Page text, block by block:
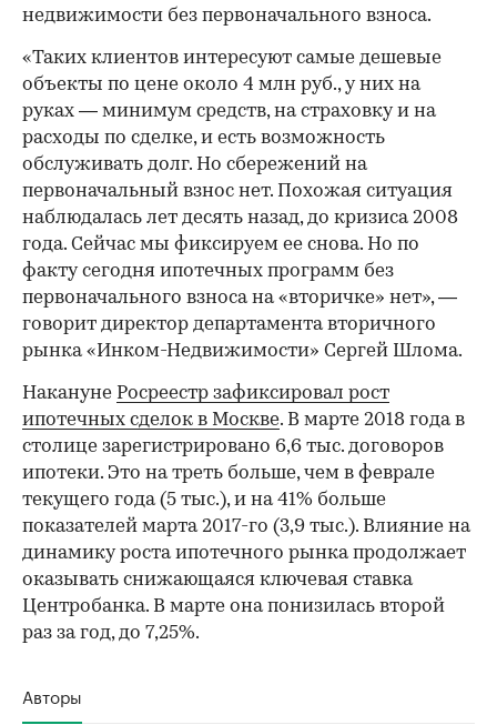
недвижимости без первоначального взноса.
«Таких клиентов интересуют самые дешевые
объекты по цене около 4 млн руб., у них на
руках — минимум средств, на страховку и на
расходы по сделке, и есть возможность
обслуживать долг. Но сбережений на
первоначальный взнос нет. Похожая ситуация
наблюдалась лет десять назад, до кризиса 2008
года. Сейчас мы фиксируем ее снова. Но по
факту сегодня ипотечных программ без
первоначального взноса на «вторичке» нет», —
говорит директор департамента вторичного
рынка «Инком-Недвижимости» Сергей Шлома.
Накануне Росреестр зафиксировал рост
ипотечных сделок в Москве. В марте 2018 года в
столице зарегистрировано 6,6 тыс. договоров
ипотеки. Это на треть больше, чем в феврале
текущего года (5 тыс.), и на 41% больше
показателей марта 2017-го (3,9 тыс.). Влияние на
динамику роста ипотечного рынка продолжает
оказывать снижающаяся ключевая ставка
Центробанка. В марте она понизилась второй
раз за год, до 7,25%.
Авторы